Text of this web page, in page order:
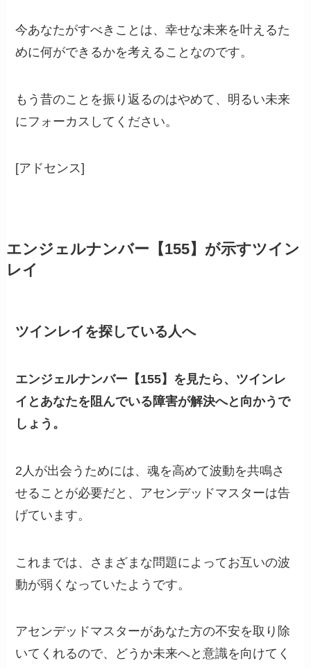
今あなたがすべきことは、幸せな未来を叶えるた
めに何ができるかを考えることなのです。
もう昔のことを振り返るのはやめて、明るい未来
にフォーカスしてください。
[アドセンス]
エンジェルナンバー【155】が示すツイン
レイ
ツインレイを探している人へ
エンジェルナンバー【155】を見たら、ツインレ
イとあなたを阻んでいる障害が解決へと向かうで
しょう。
2人が出会うためには、魂を高めて波動を共鳴さ
せることが必要だと、アセンデッドマスターは告
げています。
これまでは、さまざまな問題によってお互いの波
動が弱くなっていたようです。
アセンデッドマスターがあなた方の不安を取り除
いてくれるので、どうか未来へと意識を向けてく